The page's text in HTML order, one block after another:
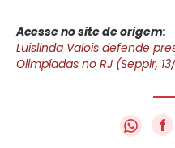
Acesse no site de origem:
Luislinda Valois defende
Olimpíadas no RJ (Seppir,
f